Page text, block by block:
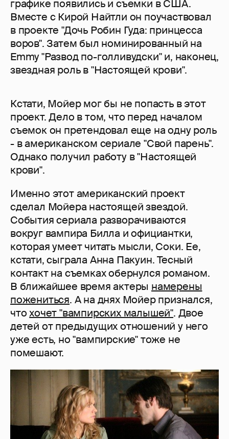
графике появились и съемки в США.
Вместе с Кирой Найтли он поучаствовал
в проекте "Дочь Робин Гуда: принцесса
воров". Затем был номинированный на
Emmy "Развод по-голливудски" и, наконец,
звездная роль в "Настоящей крови".
Кстати, Мойер мог бы не попасть в этот
проект. Дело в том, что перед началом
съемок он претендовал еще на одну роль
- в американском сериале "Свой парень".
Однако получил работу в "Настоящей
крови".
Именно этот американский проект
сделал Мойера настоящей звездой.
События сериала разворачиваются
вокруг вампира Билла и официантки,
которая умеет читать мысли, Соки. Ее,
кстати, сыграла Анна Пакуин. Тесный
контакт на съемках обернулся романом.
В ближайшее время актеры намерены
пожениться. А на днях Мойер признался,
чтохочет "вампирских малышей". Двое
детей от предыдущих отношений у него
уже есть, но "вампирские" тоже не
помешают.